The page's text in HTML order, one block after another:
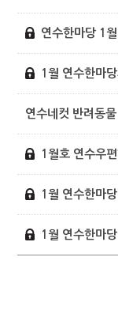
연수한마당 1월
1월 연수한마당
연수네컷 반려동
1월호 연수우
1월 연수한마당
1월 연수한마당